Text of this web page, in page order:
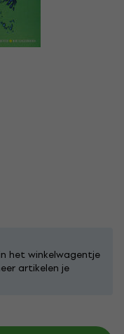
het winkelwagentje
artikelen je